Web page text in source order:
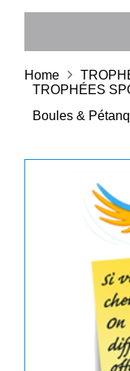
Home
TROPHÉES
Boules &